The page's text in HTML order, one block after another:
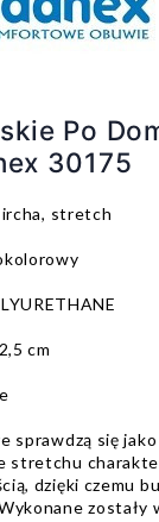
Po
30175
ircha, stretch
cm
sprawdzą się
stretchu
dzięki czemu
zostały